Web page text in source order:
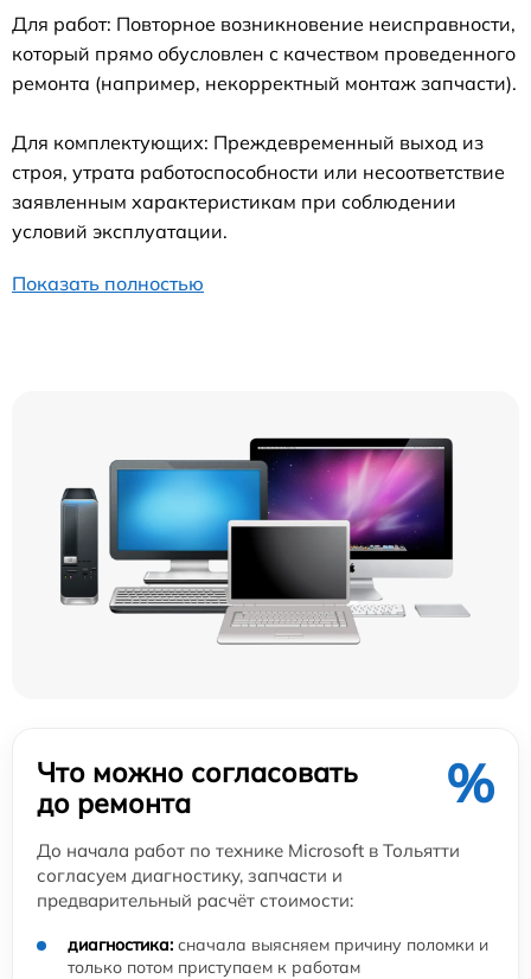
Для работ: Повторное возникновение неисправности,
который прямо обусловлен с качеством проведенного
ремонта (например, некорректный монтаж запчасти).
Для комплектующих: Преждевременный выход из
строя, утрата работоспособности или несоответствие
заявленным характеристикам при соблюдении
условий эксплуатации.
Показать полностью
Что можно согласовать
до ремонта
%
До начала работ по технике Microsoft в Тольятти
согласуем диагностику, запчасти и
предварительный расчёт стоимости:
диагностика: сначала выясняем причину поломки и
только потом приступаем к работам